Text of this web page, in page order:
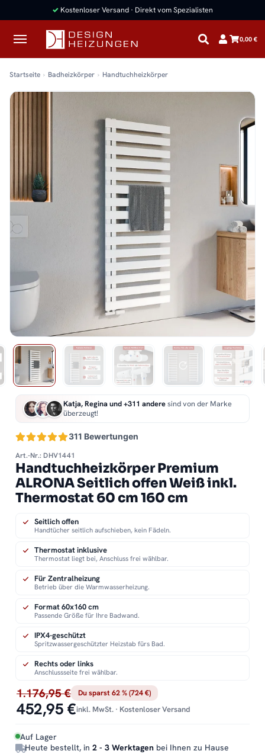
✓ Kostenloser Versand · Direkt vom Spezialisten
0,00 €
Startseite Badheizkörper Handtuchheizkörper
311 Bewertungen
Katja, Regina und +311 anderesind von der Marke
überzeugt!
Art.-Nr.: DHV1441
Handtuchheizkörper Premium
ALRONA Seitlich offen Weiß inkl.
Thermostat 60 cm 160 cm
1.176,95 € Du sparst 62 % (724 €)
452,95 €inkl. MwSt. · Kostenloser Versand
Auf Lager
Heute bestellt, in 2 - 3 Werktagen bei Ihnen zu Hause
Seitlich offen
Handtücher seitlich aufschieben, kein Fädeln.
Thermostat inklusive
Thermostat liegt bei, Anschluss frei wählbar.
Für Zentralheizung
Betrieb über die Warmwasserheizung.
Format 60x160 cm
Passende Größe für Ihre Badwand.
IPX4-geschützt
Spritzwassergeschützter Heizstab fürs Bad.
Rechts oder links
Anschlussseite frei wählbar.